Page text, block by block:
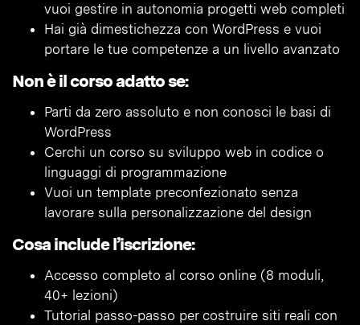
vuoi gestire in autonomia progetti web completi
Hai già dimestichezza con WordPress e vuoi
portare le tue competenze a un livello avanzato
Non è il corso adatto se:
Parti da zero assoluto e non conosci le basi di
WordPress
Cerchi un corso su sviluppo web in codice o
linguaggi di programmazione
Vuoi un template preconfezionato senza
lavorare sulla personalizzazione del design
Cosa include l’iscrizione:
Accesso completo al corso online (8 moduli,
40+ lezioni)
Tutorial passo-passo per costruire siti reali con